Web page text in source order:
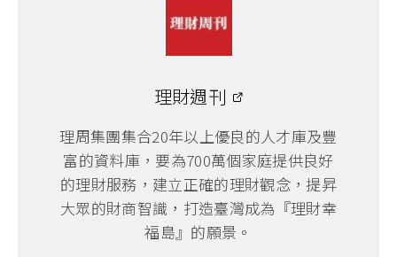
理財週刊
理周集團集合20年以上優良的人才庫及豐
富的資料庫，要為700萬個家庭提供良好
的理財服務，建立正確的理財觀念，提昇
大眾的財商智識，打造臺灣成為『理財幸
福島』的願景。